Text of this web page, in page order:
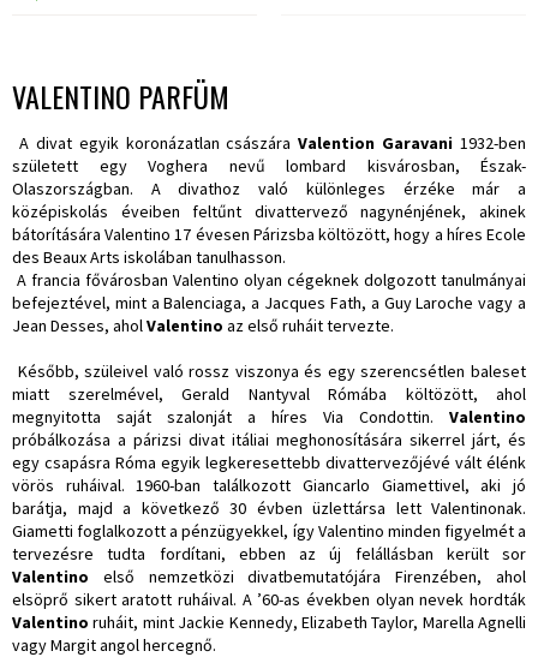
VALENTINO PARFÜM
A divat egyik koronázatlan császáraValention Garavani 1932-ben
született egy Voghera nevű lombard kisvárosban, Észak-
Olaszországban. A divathoz való különleges érzéke már a
középiskolás éveiben feltűnt divattervező nagynénjének, akinek
bátorítására Valentino 17 évesen Párizsba költözött, hogy a híres Ecole
des Beaux Arts iskolában tanulhasson.
A francia fővárosban Valentino olyan cégeknek dolgozott tanulmányai
befejeztével, mint a Balenciaga, a Jacques Fath, a Guy Laroche vagy a
Jean Desses, ahol Valentino az első ruháit tervezte.
Később, szüleivel való rossz viszonya és egy szerencsétlen baleset
miatt szerelmével, Gerald Nantyval Rómába költözött, ahol
megnyitotta saját szalonját a híres Via Condottin. Valentino
próbálkozása a párizsi divat itáliai meghonosítására sikerrel járt, és
egy csapásra Róma egyik legkeresettebb divattervezőjévé vált élénk
vörös ruháival. 1960-ban találkozott Giancarlo Giamettivel, aki jó
barátja, majd a következő 30 évben üzlettársa lett Valentinonak.
Giametti foglalkozott a pénzügyekkel, így Valentino minden figyelmét a
tervezésre tudta fordítani, ebben az új felállásban került sor
Valentino első nemzetközi divatbemutatójára Firenzében, ahol
elsöprő sikert aratott ruháival. A ’60-as években olyan nevek hordták
Valentino ruháit, mint Jackie Kennedy, Elizabeth Taylor, Marella Agnelli
vagy Margit angol hercegnő.